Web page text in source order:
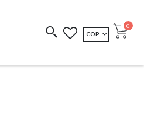
REDIMIR CÓDIGO
MONEDA
COP Cart
0